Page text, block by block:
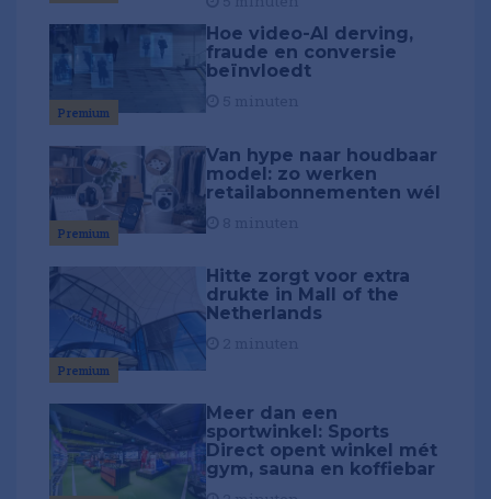
Premium
Hoe video-AI derving,
fraude en conversie
beïnvloedt
Premium
Van hype naar houdbaar
model: zo werken
retailabonnementen wél
Premium
Hitte zorgt voor extra
drukte in Mall of the
Netherlands
Meer dan een
sportwinkel: Sports
Direct opent winkel mét
gym, sauna en koffiebar